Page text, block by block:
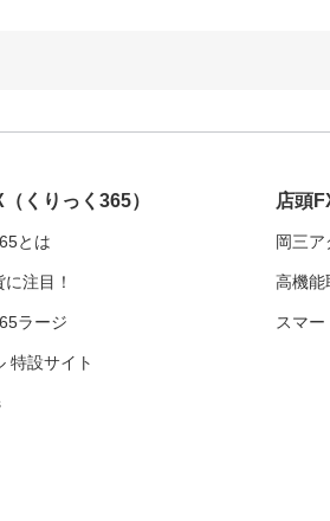
（くりっく365）
とは
注目！
ラージ
特設サイト
店頭
岡三ア
高機能
スマー